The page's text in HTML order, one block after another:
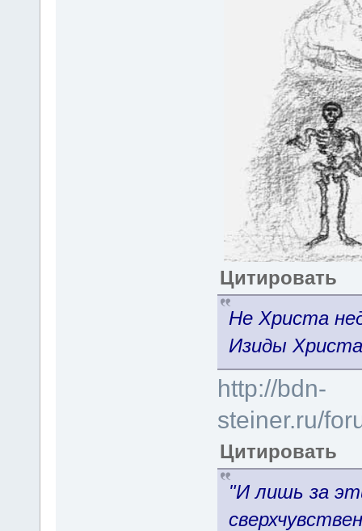
Цитировать
Не Христа
Изиды
http://bdn-
steiner.ru/
Цитировать
"И лишь за